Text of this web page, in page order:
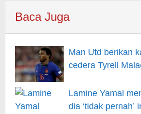
Baca Juga
Man Utd berikan
cedera Tyrell
Lamine Yamal
dia ‘tidak pernah’